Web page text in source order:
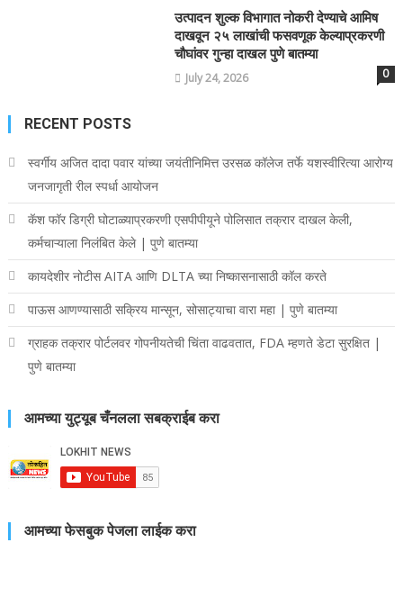
उत्पादन शुल्क विभागात नोकरी देण्याचे आमिष
दाखवून २५ लाखांची फसवणूक केल्याप्रकरणी
चौघांवर गुन्हा दाखल पुणे बातम्या
July 24, 2026 0
RECENT POSTS
स्वर्गीय अजित दादा पवार यांच्या जयंतीनिमित्त उरसळ कॉलेज तर्फे यशस्वीरित्या आरोग्य
जनजागृती रील स्पर्धा आयोजन
कॅश फॉर डिग्री घोटाळ्याप्रकरणी एसपीपीयूने पोलिसात तक्रार दाखल केली,
कर्मचाऱ्याला निलंबित केले | पुणे बातम्या
कायदेशीर नोटीस AITA आणि DLTA च्या निष्कासनासाठी कॉल करते
पाऊस आणण्यासाठी सक्रिय मान्सून, सोसाट्याचा वारा महा | पुणे बातम्या
ग्राहक तक्रार पोर्टलवर गोपनीयतेची चिंता वाढवतात, FDA म्हणते डेटा सुरक्षित |
पुणे बातम्या
आमच्या युट्यूब चँनलला सबक्राईब करा
आमच्या फेसबुक पेजला लाईक करा